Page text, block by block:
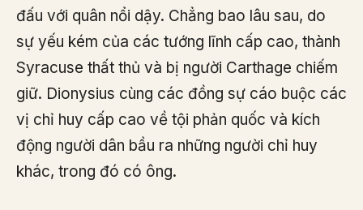
đấu với quân nổi dậy. Chẳng bao lâu sau, do
sự yếu kém của các tướng lĩnh cấp cao, thành
Syracuse thất thủ và bị người Carthage chiếm
giữ. Dionysius cùng các đồng sự cáo buộc các
vị chỉ huy cấp cao về tội phản quốc và kích
động người dân bầu ra những người chỉ huy
khác, trong đó có ông.